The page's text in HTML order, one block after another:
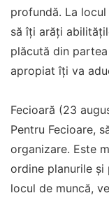
profundă. La
să îți arăți
plăcută din
apropiat îți va
Fecioară (23
Pentru Fecioare,
organizare. Este
ordine planurile
locul de muncă,